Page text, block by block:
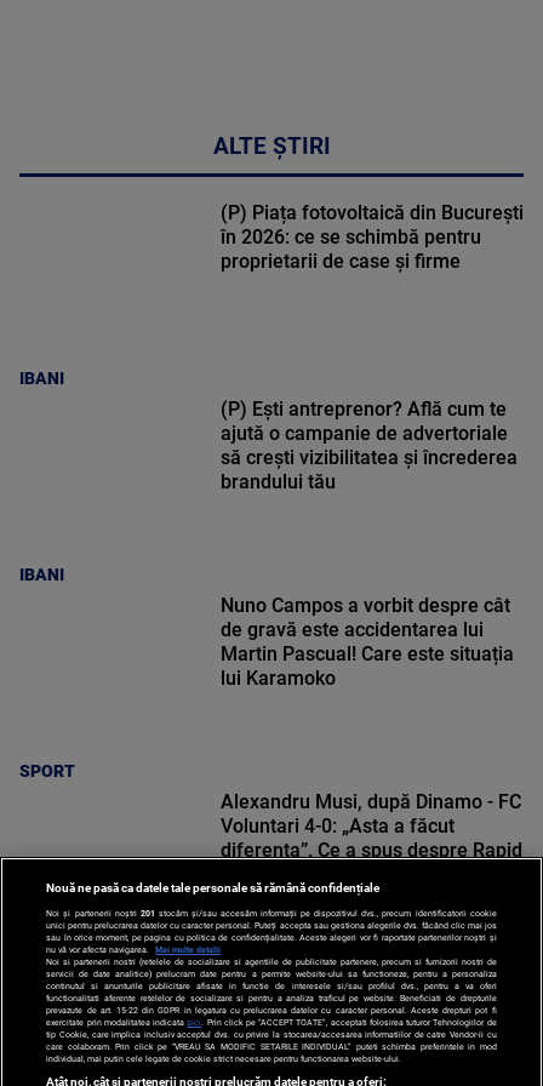
ALTE ȘTIRI
IBANI
(P) Piața fotovoltaică din București
în 2026: ce se schimbă pentru
proprietarii de case și firme
IBANI
(P) Ești antreprenor? Află cum te
ajută o campanie de advertoriale
să crești vizibilitatea și încrederea
brandului tău
SPORT
Nuno Campos a vorbit despre cât
de gravă este accidentarea lui
Martin Pascual! Care este situația
lui Karamoko
SPORT
Alexandru Musi, după Dinamo - FC
Voluntari 4-0: „Asta a făcut
diferența”. Ce a spus despre Rapid
Nouă ne pasă ca datele tale personale să rămână confidențiale
Noi și partenerii noștri 201 stocăm și/sau accesăm informații pe dispozitivul dvs., precum identificatorii cookie
unici pentru prelucrarea datelor cu caracter personal. Puteți accepta sau gestiona alegerile dvs. făcând clic mai jos
sau în orice moment, pe pagina cu politica de confidențialitate. Aceste alegeri vor fi raportate partenerilor noștri și
nu vă vor afecta navigarea.
Mai multe detalii
Noi si partenerii nostri (retelele de socializare si agentiile de publicitate partenere, precum si furnizorii nostri de
servicii de date analitice) prelucram date pentru a permite website-ului sa functioneze, pentru a personaliza
continutul si anunturile publicitare afisate in functie de interesele si/sau profilul dvs., pentru a va oferi
functionalitati aferente retelelor de socializare si pentru a analiza traficul pe website. Beneficiati de drepturile
prevazute de art. 15-22 din GDPR in legatura cu prelucrarea datelor cu caracter personal. Aceste drepturi pot fi
exercitate prin modalitatea indicataaici . Prin click pe “ACCEPT TOATE”, acceptati folosirea tuturor Tehnologiilor de
tip Cookie, care implica inclusiv acceptul dvs. cu privire la stocarea/accesarea informatiilor de catre Vendor-ii cu
care colaboram. Prin click pe “VREAU SA MODIFIC SETARILE INDIVIDUAL” puteti schimba preferintele in mod
individual, mai putin cele legate de cookie strict necesare pentru functionarea website-ului.
Atât noi, cât și partenerii noștri prelucrăm datele pentru a oferi: